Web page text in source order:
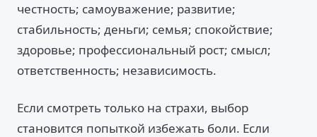
честность; самоуважение; развитие;
стабильность; деньги; семья; спокойствие;
здоровье; профессиональный рост; смысл;
ответственность; независимость.
Если смотреть только на страхи, выбор
становится попыткой избежать боли. Если